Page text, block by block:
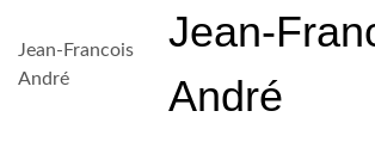
Jean-Francois
André
Jean-
André